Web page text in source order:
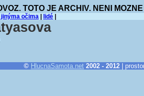
TOTO JE ARCHIV. NENI
očima lidé
© HlucnaSamota.net 2002 - 2012 |